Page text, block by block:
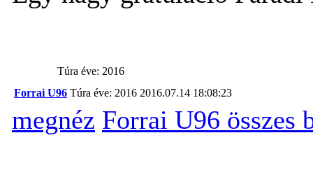
Túra éve: 2016
Forrai U96 Túra éve: 2016 2016.07.14 18:08:23
megnéz Forrai U96 összes